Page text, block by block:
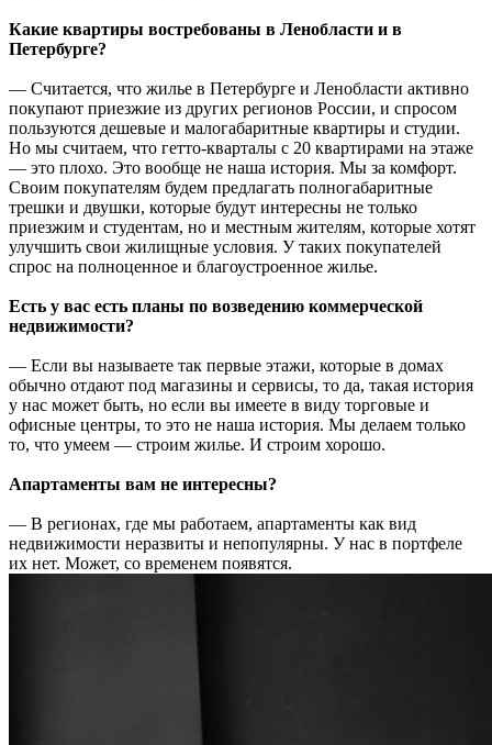
Какие квартиры востребованы в Ленобласти и в
Петербурге?
— Считается, что жилье в Петербурге и Ленобласти активно
покупают приезжие из других регионов России, и спросом
пользуются дешевые и малогабаритные квартиры и студии.
Но мы считаем, что гетто-кварталы с 20 квартирами на этаже
— это плохо. Это вообще не наша история. Мы за комфорт.
Своим покупателям будем предлагать полногабаритные
трешки и двушки, которые будут интересны не только
приезжим и студентам, но и местным жителям, которые хотят
улучшить свои жилищные условия. У таких покупателей
спрос на полноценное и благоустроенное жилье.
Есть у вас есть планы по возведению коммерческой
недвижимости?
— Если вы называете так первые этажи, которые в домах
обычно отдают под магазины и сервисы, то да, такая история
у нас может быть, но если вы имеете в виду торговые и
офисные центры, то это не наша история. Мы делаем только
то, что умеем — строим жилье. И строим хорошо.
Апартаменты вам не интересны?
— В регионах, где мы работаем, апартаменты как вид
недвижимости неразвиты и непопулярны. У нас в портфеле
их нет. Может, со временем появятся.